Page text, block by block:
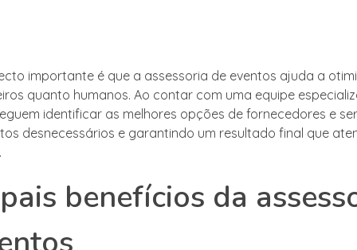
importante é que a assessoria de eventos ajuda a
quanto humanos. Ao contar com uma equipe
identificar as melhores opções de fornecedores e
desnecessários e garantindo um resultado final que
benefícios da